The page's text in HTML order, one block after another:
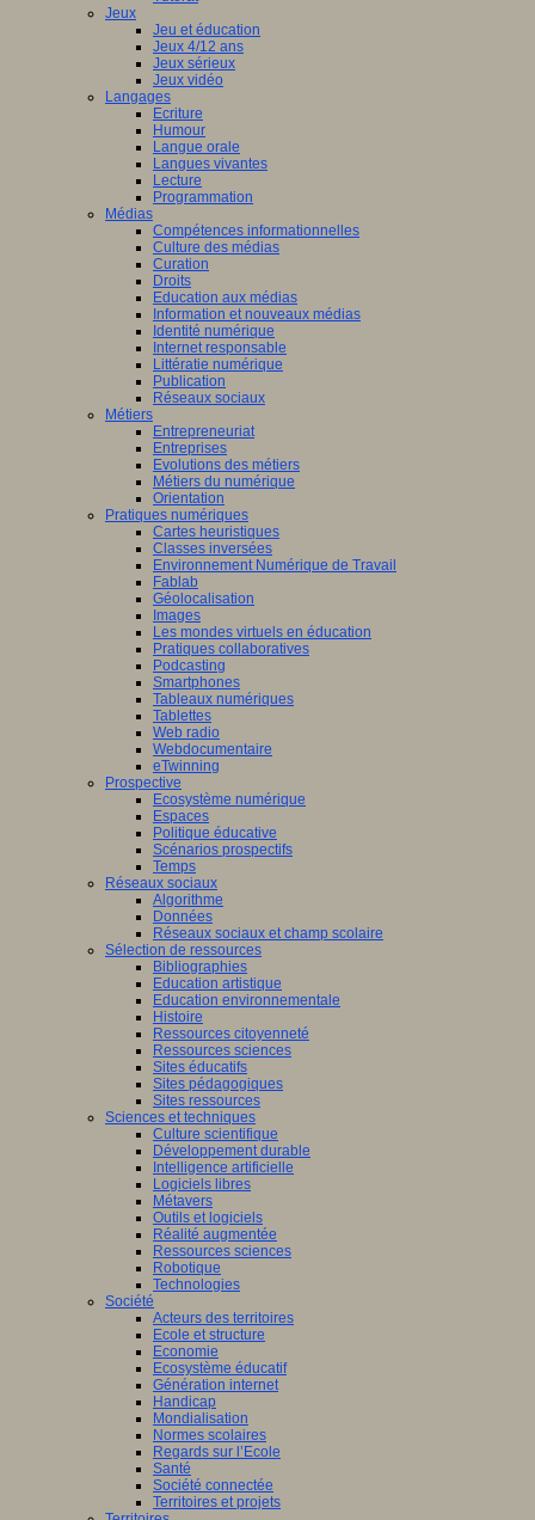
Jeux
Jeu et éducation
Jeux 4/12 ans
Jeux sérieux
Jeux vidéo
Langages
Ecriture
Humour
Langue orale
Langues vivantes
Lecture
Programmation
Médias
Compétences informationnelles
Culture des médias
Curation
Droits
Education aux médias
Information et nouveaux médias
Identité numérique
Internet responsable
Littératie numérique
Publication
Réseaux sociaux
Métiers
Entrepreneuriat
Entreprises
Evolutions des métiers
Métiers du numérique
Orientation
Pratiques numériques
Cartes heuristiques
Classes inversées
Environnement Numérique de Travail
Fablab
Géolocalisation
Images
Les mondes virtuels en éducation
Pratiques collaboratives
Podcasting
Smartphones
Tableaux numériques
Tablettes
Web radio
Webdocumentaire
eTwinning
Prospective
Ecosystème numérique
Espaces
Politique éducative
Scénarios prospectifs
Temps
Réseaux sociaux
Algorithme
Données
Réseaux sociaux et champ scolaire
Sélection de ressources
Bibliographies
Education artistique
Education environnementale
Histoire
Ressources citoyenneté
Ressources sciences
Sites éducatifs
Sites pédagogiques
Sites ressources
Sciences et techniques
Culture scientifique
Développement durable
Intelligence artificielle
Logiciels libres
Métavers
Outils et logiciels
Réalité augmentée
Ressources sciences
Robotique
Technologies
Société
Acteurs des territoires
Ecole et structure
Economie
Ecosystème éducatif
Génération internet
Handicap
Mondialisation
Normes scolaires
Regards sur l’Ecole
Santé
Société connectée
Territoires et projets